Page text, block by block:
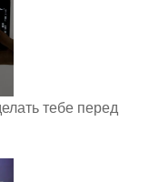
тебе перед